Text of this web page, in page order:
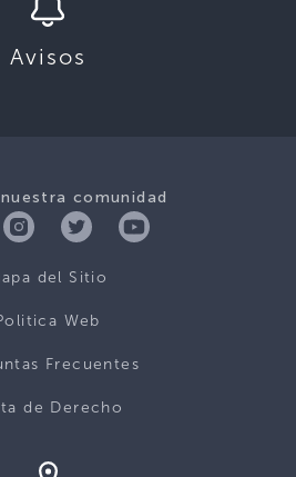
Avisos
comunidad
del Sitio
Web
Frecuentes
de Derecho